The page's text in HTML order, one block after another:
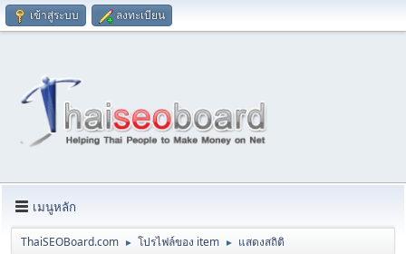
เข้าสู่ระบบ ลงทะเบียน
เมนูหลัก
ThaiSEOBoard.com ► โปรไฟล์ของ item ► แสดงสถิติ